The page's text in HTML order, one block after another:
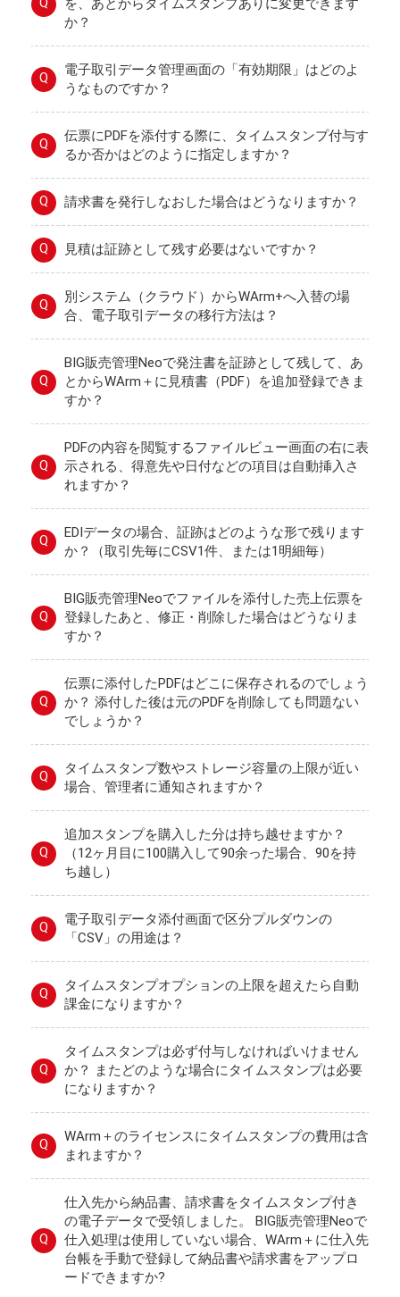
を、あとからタイムスタンプありに変更できます
か？
Q
電子取引データ管理画面の「有効期限」はどのよ
うなものですか？
Q
伝票にPDFを添付する際に、タイムスタンプ付与す
るか否かはどのように指定しますか？
Q 請求書を発行しなおした場合はどうなりますか？
Q 見積は証跡として残す必要はないですか？
Q
別システム（クラウド）からWArm+へ入替の場
合、電子取引データの移行方法は？
Q
BIG販売管理Neoで発注書を証跡として残して、あ
とからWArm＋に見積書（PDF）を追加登録できま
すか？
Q
PDFの内容を閲覧するファイルビュー画面の右に表
示される、得意先や日付などの項目は自動挿入さ
れますか？
Q
EDIデータの場合、証跡はどのような形で残ります
か？（取引先毎にCSV1件、または1明細毎）
Q
BIG販売管理Neoでファイルを添付した売上伝票を
登録したあと、修正・削除した場合はどうなりま
すか？
Q
伝票に添付したPDFはどこに保存されるのでしょう
か？ 添付した後は元のPDFを削除しても問題ない
でしょうか？
Q
タイムスタンプ数やストレージ容量の上限が近い
場合、管理者に通知されますか？
Q
追加スタンプを購入した分は持ち越せますか？
（12ヶ月目に100購入して90余った場合、90を持
ち越し）
Q
電子取引データ添付画面で区分プルダウンの
「CSV」の用途は？
Q
タイムスタンプオプションの上限を超えたら自動
課金になりますか？
Q
タイムスタンプは必ず付与しなければいけません
か？ またどのような場合にタイムスタンプは必要
になりますか？
Q
WArm＋のライセンスにタイムスタンプの費用は含
まれますか？
Q
仕入先から納品書、請求書をタイムスタンプ付き
の電子データで受領しました。 BIG販売管理Neoで
仕入処理は使用していない場合、WArm＋に仕入先
台帳を手動で登録して納品書や請求書をアップロ
ードできますか?